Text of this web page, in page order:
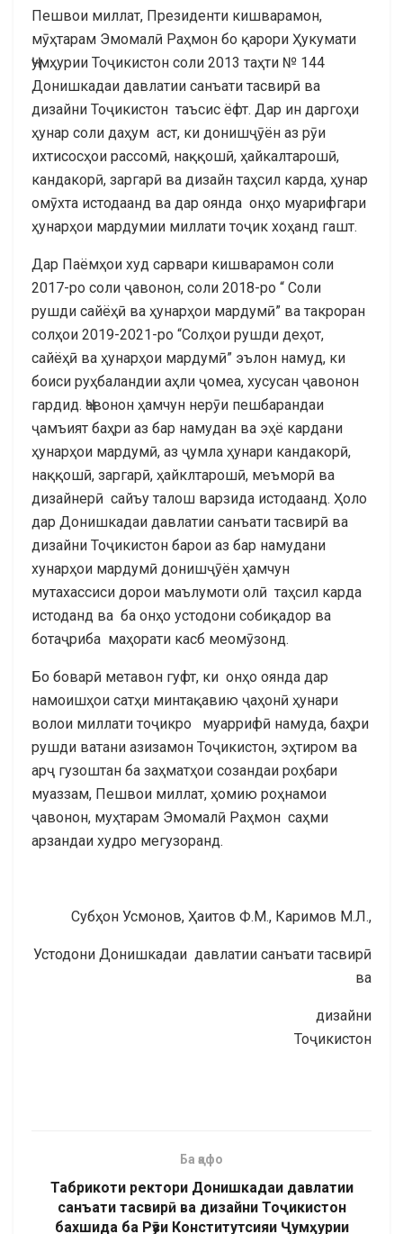
Пешвои миллат, Президенти кишварамон,
мӯҳтарам Эмомалӣ Раҳмон бо қарори Ҳукумати
Ҷумҳурии Тоҷикистон соли 2013 таҳти № 144
Донишкадаи давлатии санъати тасвирӣ ва
дизайни Тоҷикистон таъсис ёфт. Дар ин даргоҳи
ҳунар соли даҳум аст, ки донишҷӯён аз рӯи
ихтисосҳои рассомӣ, наққошӣ, ҳайкалтарошӣ,
кандакорӣ, заргарӣ ва дизайн таҳсил карда, ҳунар
омӯхта истодаанд ва дар оянда онҳо муарифгари
ҳунарҳои мардумии миллати тоҷик хоҳанд гашт.
Дар Паёмҳои худ сарвари кишварамон соли
2017-ро соли ҷавонон, соли 2018-ро “ Соли
рушди сайёҳӣ ва ҳунарҳои мардумӣ” ва такроран
солҳои 2019-2021-ро “Солҳои рушди деҳот,
сайёҳӣ ва ҳунарҳои мардумӣ” эълон намуд, ки
боиси руҳбаландии аҳли ҷомеа, хусусан ҷавонон
гардид. Ҷавонон ҳамчун нерӯи пешбарандаи
ҷамъият баҳри аз бар намудан ва эҳё кардани
ҳунарҳои мардумӣ, аз ҷумла ҳунари кандакорӣ,
наққошӣ, заргарӣ, ҳайклтарошӣ, меъморӣ ва
дизайнерӣ сайъу талош варзида истодаанд. Ҳоло
дар Донишкадаи давлатии санъати тасвирӣ ва
дизайни Тоҷикистон барои аз бар намудани
хунарҳои мардумӣ донишҷӯён ҳамчун
мутахассиси дорои маълумоти олӣ таҳсил карда
истоданд ва ба онҳо устодони собиқадор ва
ботаҷриба маҳорати касб меомӯзонд.
Бо боварӣ метавон гуфт, ки онҳо оянда дар
намоишҳои сатҳи минтақавию ҷаҳонӣ ҳунари
волои миллати тоҷикро муаррифӣ намуда, баҳри
рушди ватани азизамон Тоҷикистон, эҳтиром ва
арҷ гузоштан ба заҳматҳои созандаи роҳбари
муаззам, Пешвои миллат, ҳомию роҳнамои
ҷавонон, муҳтарам Эмомалӣ Раҳмон саҳми
арзандаи худро мегузоранд.
Субҳон Усмонов, Ҳаитов Ф.М., Каримов М.Л.,
Устодони Донишкадаи давлатии санъати тасвирӣ
ва
дизайни
Тоҷикистон
Ба қафо
Табрикоти ректори Донишкадаи давлатии
санъати тасвирӣ ва дизайни Тоҷикистон
бахшида ба Рӯзи Конститутсияи Ҷумҳурии